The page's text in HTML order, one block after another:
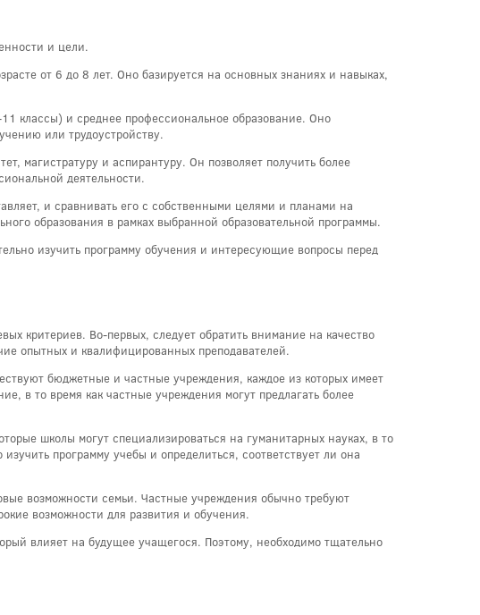
и цели.
от 6 до 8 лет. Оно базируется на основных знаниях и навыках,
классы) и среднее профессиональное образование. Оно
или трудоустройству.
магистратуру и аспирантуру. Он позволяет получить более
деятельности.
и сравнивать его с собственными целями и планами на
образования в рамках выбранной образовательной программы.
изучить программу обучения и интересующие вопросы перед
критериев. Во-первых, следует обратить внимание на качество
опытных и квалифицированных преподавателей.
бюджетные и частные учреждения, каждое из которых имеет
в то время как частные учреждения могут предлагать более
школы могут специализироваться на гуманитарных науках, в то
программу учебы и определиться, соответствует ли она
возможности семьи. Частные учреждения обычно требуют
возможности для развития и обучения.
влияет на будущее учащегося. Поэтому, необходимо тщательно